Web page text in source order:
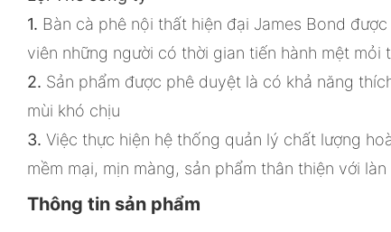
1. Bàn cà phê nội thất hiện đại James Bond
viên những người có thời gian tiến hành mệt
2. Sản phẩm được phê duyệt là có khả năng
mùi khó chịu
3. Việc thực hiện hệ thống quản lý chất lượng
mềm mại, mịn màng, sản phẩm thân thiện với làn
Thông tin sản phẩm